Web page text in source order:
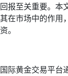
回报至关重要。本
其在市场中的作用
资。
国际黄金交易平台